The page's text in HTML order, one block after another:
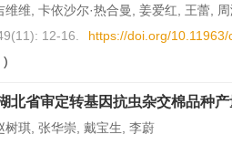
维维, 卡依沙尔·热合曼, 姜爱红, 王蕾,
12-16.
https://doi.org/10.11963/
)
北省审定转基因抗虫杂交棉品种
树琪, 张华崇, 戴宝生, 李蔚